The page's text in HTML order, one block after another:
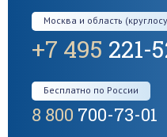
Москва и область
+7 495 221-
Бесплатно по России
8 800 700-73-01